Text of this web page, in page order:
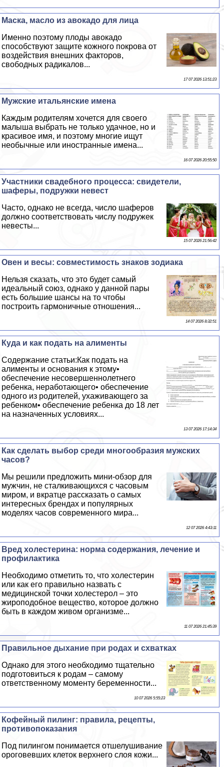
Маска, масло из авокадо для лица
Именно поэтому плоды авокадо
способствуют защите кожного покрова от
воздействия внешних факторов,
свободных радикалов...
17 07 2026 13:51:23
Мужские итальянские имена
Каждым родителям хочется для своего
малыша выбрать не только удачное, но и
красивое имя, и поэтому многие ищут
необычные или иностранные имена...
16 07 2026 20:55:50
Участники свадебного процесса: свидетели,
шаферы, подружки невест
Часто, однако не всегда, число шаферов
должно соответствовать числу подружек
невесты...
15 07 2026 21:56:42
Овен и весы: совместимость знаков зодиака
Нельзя сказать, что это будет самый
идеальный союз, однако у данной пары
есть большие шансы на то чтобы
построить гармоничные отношения...
14 07 2026 8:32:51
Куда и как подать на алименты
Содержание статьи:Как подать на
алименты и основания к этому•
обеспечение несовершеннолетнего
ребенка, неработающего• обеспечение
одного из родителей, ухаживающего за
ребенком• обеспечение ребенка до 18 лет
на назначенных условиях...
13 07 2026 17:14:34
Как сделать выбор среди многообразия мужских
часов?
Мы решили предложить мини-обзор для
мужчин, не сталкивающихся с часовым
миром, и вкратце рассказать о самых
интересных брендах и популярных
моделях часов современного мира...
12 07 2026 4:43:11
Вред холестерина: норма содержания, лечение и
профилактика
Необходимо отметить то, что холестерин
или как его правильно назвать с
медицинской точки холестерол – это
жироподобное вещество, которое должно
быть в каждом живом организме...
11 07 2026 21:45:39
Правильное дыхание при родах и схватках
Однако для этого необходимо тщательно
подготовиться к родам – самому
ответственному моменту беременности...
10 07 2026 5:55:23
Кофейный пилинг: правила, рецепты,
противопоказания
Под пилингом понимается отшелушивание
ороговевших клеток верхнего слоя кожи...